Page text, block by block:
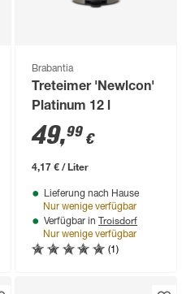
Brabantia
Treteimer 'Newlcon'
Platinum 12 l
49,99 €
4,17 € / Liter
Lieferung nach Hause
Nur wenige verfügbar
Verfügbar in Troisdorf
Nur wenige verfügbar
(1)